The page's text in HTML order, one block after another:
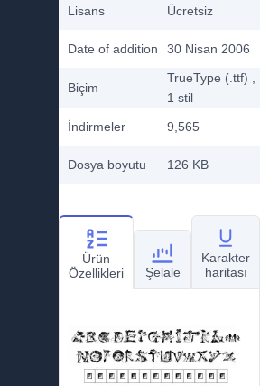
Lisans Ücretsiz
Date of addition 30 Nisan 2006
Biçim
TrueType (.ttf)
1 stil
İndirmeler
9,565
Dosya boyutu 126 KB
Ürün
Özellikleri
Şelale
Karakter
haritası